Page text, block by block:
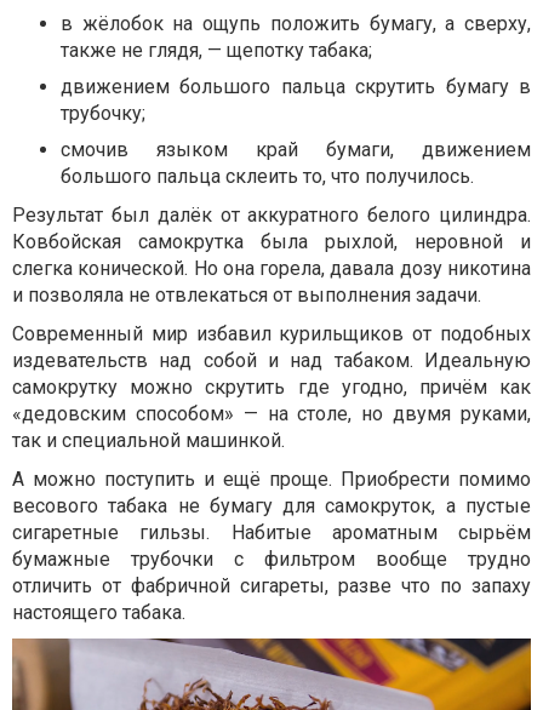
в жёлобок на ощупь положить бумагу, а сверху,
также не глядя, — щепотку табака;
движением большого пальца скрутить бумагу в
трубочку;
смочив языком край бумаги, движением
большого пальца склеить то, что получилось.
Результат был далёк от аккуратного белого цилиндра.
Ковбойская самокрутка была рыхлой, неровной и
слегка конической. Но она горела, давала дозу никотина
и позволяла не отвлекаться от выполнения задачи.
Современный мир избавил курильщиков от подобных
издевательств над собой и над табаком. Идеальную
самокрутку можно скрутить где угодно, причём как
«дедовским способом» — на столе, но двумя руками,
так и специальной машинкой.
А можно поступить и ещё проще. Приобрести помимо
весового табака не бумагу для самокруток, а пустые
сигаретные гильзы. Набитые ароматным сырьём
бумажные трубочки с фильтром вообще трудно
отличить от фабричной сигареты, разве что по запаху
настоящего табака.